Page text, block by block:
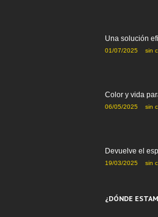
Una solución
01/07/2025 sin
Color y vida
06/05/2025 sin
Devuelve el
19/03/2025 sin
¿DÓNDE